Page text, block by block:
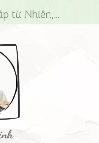
từ Nhiên,…